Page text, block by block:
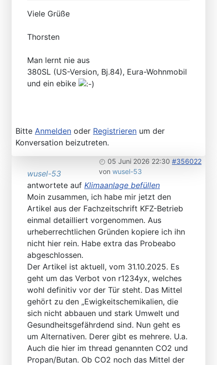
Viele Grüße
Thorsten
Man lernt nie aus
380SL (US-Version, Bj.84), Eura-Wohnmobil
und ein ebike
Bitte Anmelden oder Registrieren um der
Konversation beizutreten.
05 Juni 2026 22:30 #356022
von wusel-53
wusel-53
antwortete auf Klimaanlage befüllen
Moin zusammen, ich habe mir jetzt den
Artikel aus der Fachzeitschrift KFZ-Betrieb
einmal detailliert vorgenommen. Aus
urheberrechtlichen Gründen kopiere ich ihn
nicht hier rein. Habe extra das Probeabo
abgeschlossen.
Der Artikel ist aktuell, vom 31.10.2025. Es
geht um das Verbot von r1234yx, welches
wohl definitiv vor der Tür steht. Das Mittel
gehört zu den „Ewigkeitschemikalien, die
sich nicht abbauen und stark Umwelt und
Gesundheitsgefährdend sind. Nun geht es
um Alternativen. Derer gibt es mehrere. U.a.
Auch die hier im thread genannten CO2 und
Propan/Butan. Ob CO2 noch das Mittel der